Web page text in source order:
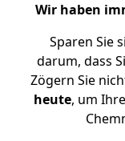
Wir haben
Sparen Sie
darum, dass
Zögern Sie
heute, um